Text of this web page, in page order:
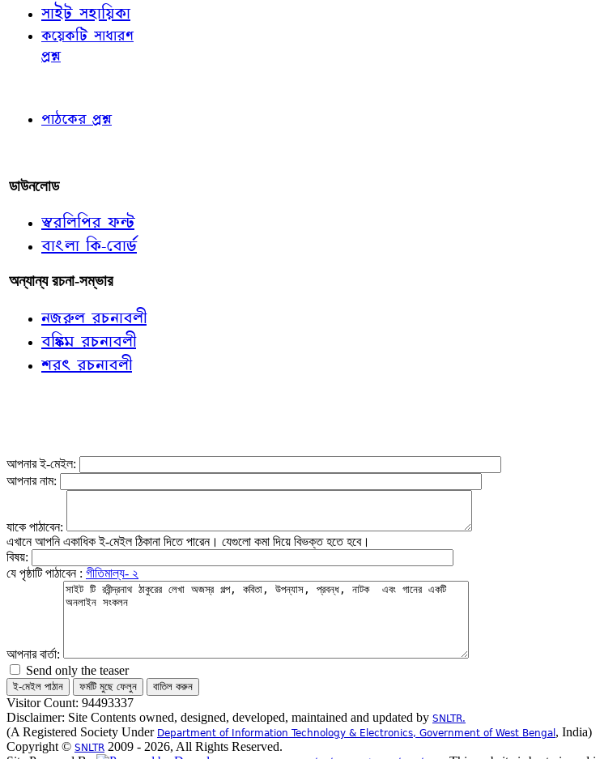
সাইট সহায়িকা
কয়েকটি সাধারণ
প্রশ্ন
পাঠকের প্রশ্ন
ডাউনলোড
স্বরলিপির ফন্ট
বাংলা কি-বোর্ড
অন্যান্য রচনা-সম্ভার
নজরুল রচনাবলী
বঙ্কিম রচনাবলী
শরৎ রচনাবলী
আপনার ই-মেইল:
আপনার নাম:
যাকে পাঠাবেন:
এখানে আপনি একাধিক ই-মেইল ঠিকানা দিতে পারেন। যেগুলো কমা দিয়ে বিভক্ত হতে হবে।
বিষয়:
যে পৃষ্ঠাটি পাঠাবেন : গীতিমাল্য- ২
আপনার বার্তা:
Send only the teaser
Visitor Count: 94493337
Disclaimer: Site Contents owned, designed, developed, maintained and updated by SNLTR.
(A Registered Society Under Department of Information Technology & Electronics, Government of West Bengal , India)
Copyright © SNLTR 2009 - 2026, All Rights Reserved.